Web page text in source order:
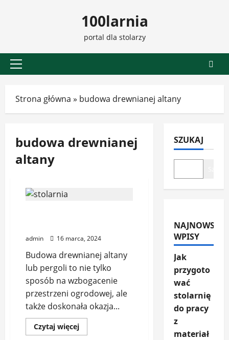
100larnia
portal dla stolarzy
Menu
Strona główna » budowa drewnianej altany
budowa drewnianej
altany
admin 16 marca, 2024
Budowa drewnianej altany
lub pergoli to nie tylko
sposób na wzbogacenie
przestrzeni ogrodowej, ale
także doskonała okazja...
Czytaj więcejDowiedz
się
SZUKAJ
NAJNOWSZE
WPISY
Jak
przygoto
wać
stolarnię
do pracy
z
materiał